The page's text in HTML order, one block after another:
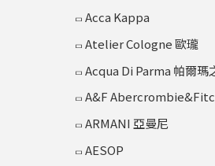
Acca Kappa
Atelier Cologne 歐瓏
Acqua Di Parma 帕爾瑪
A&F
ARMANI 亞曼尼
AESOP